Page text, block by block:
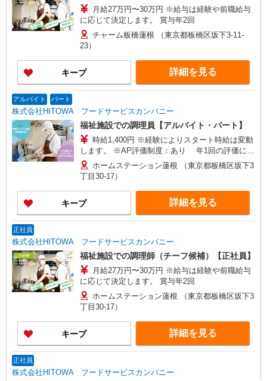
月給27万円〜30万円 ※給与は経験や前職給与
に応じて決定します。 賞与年2回
チャーム板橋蓮根 （東京都板橋区坂下3-11-
23）
キープ 詳細を見る
アルバイト パート
株式会社HITOWA フードサービスカンパニー
福祉施設での調理員【アルバイト・パート】
時給1,400円 ※経験によりスタート時給は変動
します。 ※AP評価制度：あり 年1回の評価によ
り時給を見直します。 ※アルバイト賞与（寸
志）：あり 年2回。勤続年数により金額UP。
ホームステーション蓮根 （東京都板橋区坂下3
丁目30-17）
キープ 詳細を見る
正社員
株式会社HITOWA フードサービスカンパニー
福祉施設での調理師（チーフ候補）【正社員】
月給27万円〜30万円 ※給与は経験や前職給与
に応じて決定します。 賞与年2回
ホームステーション蓮根 （東京都板橋区坂下3
丁目30-17）
キープ 詳細を見る
正社員
株式会社HITOWA フードサービスカンパニー